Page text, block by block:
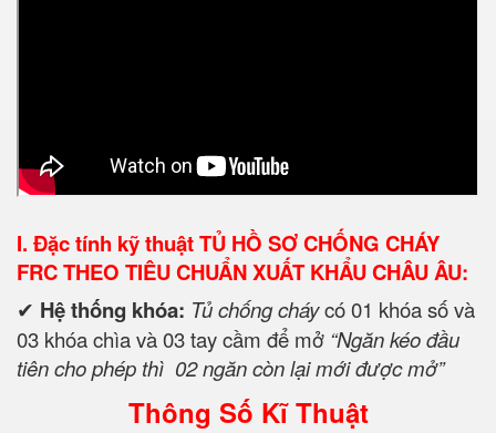
I. Đặc tính kỹ thuậtTỦ HỒ SƠ CHỐNG CHÁY
FRC THEO TIÊU CHUẨN XUẤT KHẨU CHÂU ÂU:
✔ Hệ thống khóa: Tủ chống cháycó 01 khóa số và
03 khóa chìa và 03 tay cầm để mở “Ngăn kéo đầu
tiên cho phép thì 02 ngăn còn lại mới được mở”
Thông Số Kĩ Thuật